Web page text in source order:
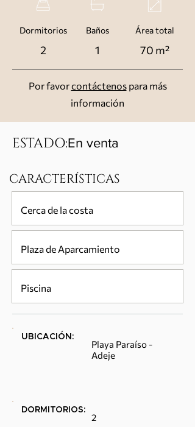
Dormitorios Baños
2 1
Área total
70 m²
Por favorcontáctenospara más
información
ESTADO:En venta
CARACTERÍSTICAS
Cerca de la costa
Plaza de Aparcamiento
Piscina
UBICACIÓN:
Playa Paraíso -
Adeje
DORMITORIOS:
2